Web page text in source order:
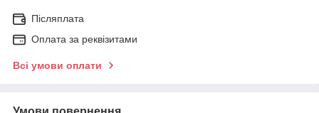
Післяплата
Оплата за реквізитами
Всі умови оплати